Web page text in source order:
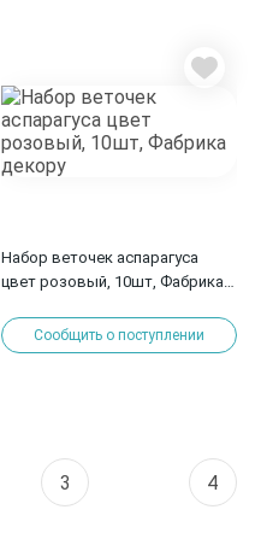
Набор веточек аспарагуса
цвет розовый, 10шт, Фабрика
Сообщить о поступлении
3 4